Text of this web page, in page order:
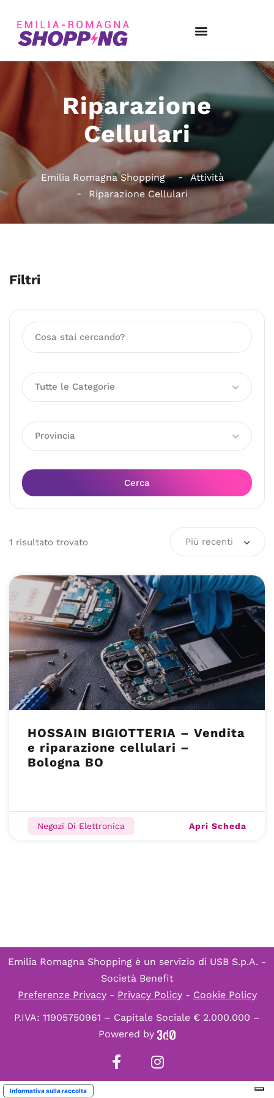
Riparazione
Cellulari
Emilia Romagna Shopping
Attività
Riparazione Cellulari
Filtri
Tutte le Categorie
Provincia
Cerca
1 risultato trovato Più recenti
HOSSAIN BIGIOTTERIA – Vendita
e riparazione cellulari –
Bologna BO
Negozi Di Elettronica Apri Scheda
Emilia Romagna Shopping è un servizio di USB S.p.A. -
Società Benefit
Preferenze Privacy- Privacy Policy- Cookie Policy
P.IVA: 11905750961 – Capitale Sociale € 2.000.000 –
Powered by
Informativa sulla raccolta